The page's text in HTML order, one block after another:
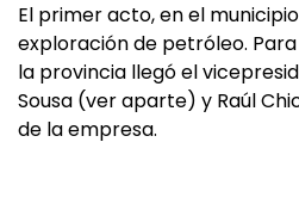
El primer acto, en el
exploración de petróleo.
la provincia llegó el
Sousa (ver aparte) y Raúl
de la empresa.